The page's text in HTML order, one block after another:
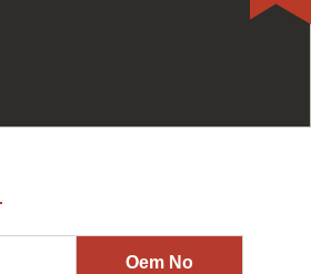
Oem No